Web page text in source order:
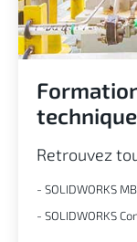
technique
Retrouvez
- SOLIDWORKS
- SOLIDWORKS